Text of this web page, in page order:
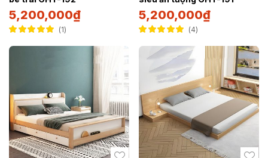
5,200,000₫
5.005 sao
1
5,200,000₫
5.005 sao
4